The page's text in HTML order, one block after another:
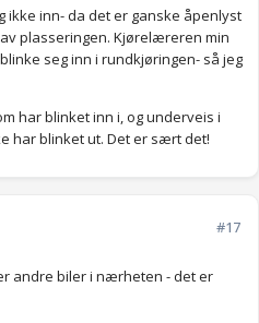
ikke inn- da det er ganske åpenlyst
plasseringen. Kjørelæreren min
seg inn i rundkjøringen- så jeg
har blinket inn i, og underveis i
har blinket ut. Det er sært det!
#17
andre biler i nærheten - det er